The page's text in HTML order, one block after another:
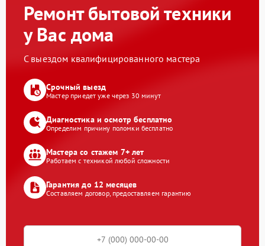
Ремонт бытовой техники
у Вас дома
С выездом квалифицированного мастера
Срочный выезд
Мастер приедет уже через 30 минут
Диагностика и осмотр бесплатно
Определим причину поломки бесплатно
Мастера со стажем 7+ лет
Работаем с техникой любой сложности
Гарантия до 12 месяцев
Составляем договор, предоставляем гарантию